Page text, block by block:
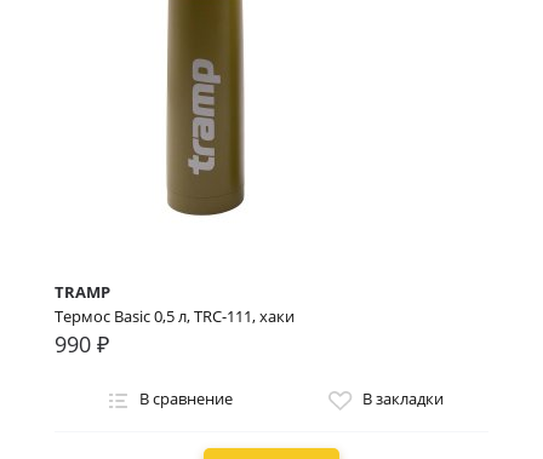
TRAMP
Термос Basic 0,5 л, TRC-111, хаки
990 ₽
В сравнение В закладки